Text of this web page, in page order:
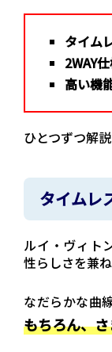
タイム
2WAY
高い機
ひとつずつ解説
タイムレ
ルイ・ヴィト
性らしさを兼
なだらかな曲
もちろん、